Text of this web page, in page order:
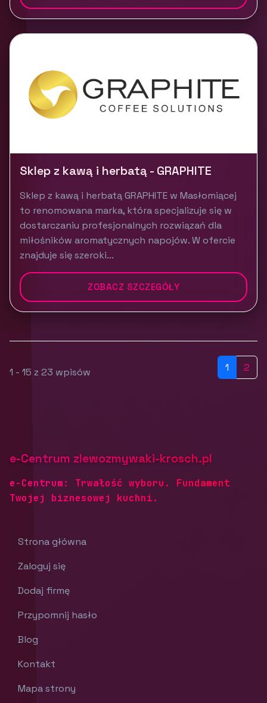
Sklep z kawą i herbatą - GRAPHITE
Sklep z kawą i herbatą GRAPHITE w Masłomiącej
to renomowana marka, która specjalizuje się w
dostarczaniu profesjonalnych rozwiązań dla
miłośników aromatycznych napojów. W ofercie
znajduje się szeroki...
ZOBACZ SZCZEGÓŁY
1 - 15 z 23 wpisów 1 2
e-Centrum zlewozmywaki-krosch.pl
e-Centrum: Trwałość wyboru. Fundament
Twojej biznesowej kuchni.
Strona główna
Zaloguj się
Dodaj firmę
Przypomnij hasło
Blog
Kontakt
Mapa strony